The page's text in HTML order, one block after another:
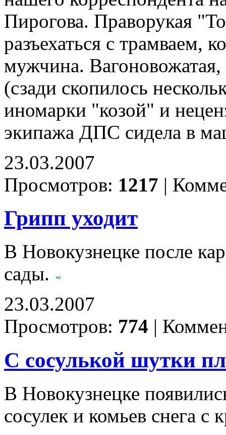
Пирогова. Праворукая
разъехаться с трамваем,
мужчина. Вагоновожатая,
(сзади скопилось
иномарки "козой" и
экипажа ДПС сидела в
23.03.2007
Просмотров: 1217 |
Грипп уходит
В Новокузнецке после
сады.
23.03.2007
Просмотров: 774 |
С сосулькой шутки
В Новокузнецке
сосулек и комьев снега